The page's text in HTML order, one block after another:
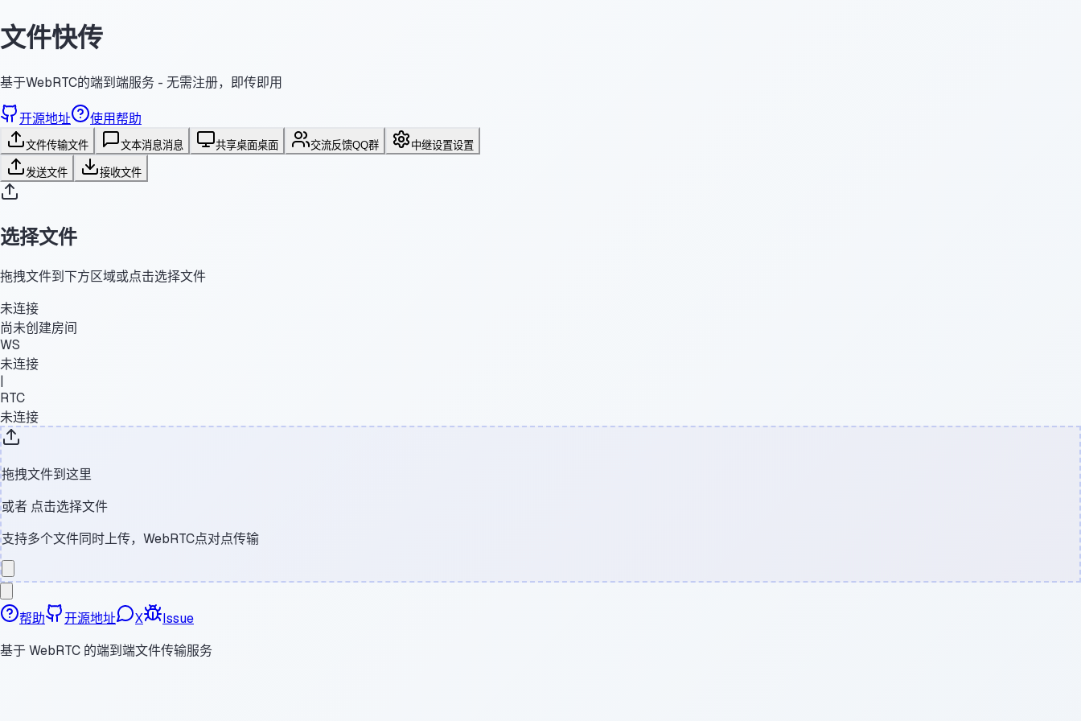
文件快传
基于WebRTC的端到端服务 - 无需注册，即传即用
开源地址 使用帮助
文件传输文件 文本消息消息 共享桌面桌面 交流反馈QQ群 中继设置设置
发送文件 接收文件
选择文件
拖拽文件到下方区域或点击选择文件
未连接
尚未创建房间
WS
未连接
|
RTC
未连接
拖拽文件到这里
或者 点击选择文件
支持多个文件同时上传，WebRTC点对点传输
帮助 开源地址 X
Issue
基于 WebRTC 的端到端文件传输服务